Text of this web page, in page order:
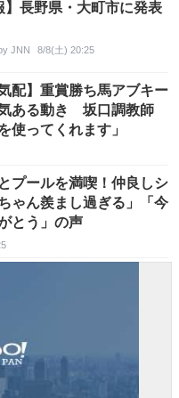
】長野県・大町市に発表
JNN 8/8(土) 20:25
配】重賞勝ち馬アブキー
ある動き 坂口調教師
使ってくれます」
プールを満喫！仲良しシ
ゃん羨まし過ぎる」「今
とう」の声